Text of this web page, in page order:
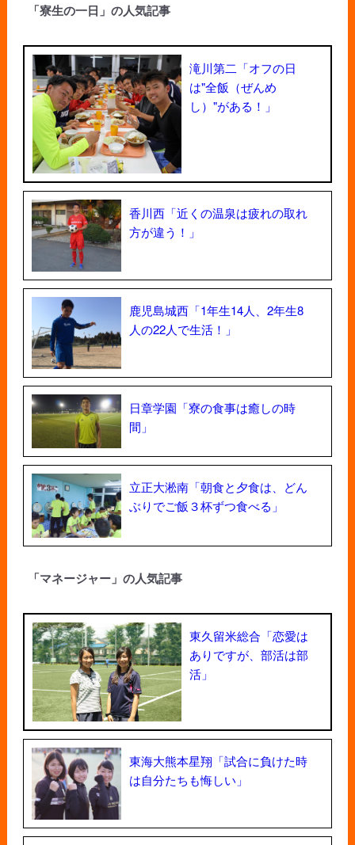
「寮生の一日」の人気記事
滝川第二「オフの日
は"全飯（ぜんめ
し）"がある！」
香川西「近くの温泉は疲れの取れ
方が違う！」
鹿児島城西「1年生14人、2年生8
人の22人で生活！」
日章学園「寮の食事は癒しの時
間」
立正大淞南「朝食と夕食は、どん
ぶりでご飯３杯ずつ食べる」
「マネージャー」の人気記事
東久留米総合「恋愛は
ありですが、部活は部
活」
東海大熊本星翔「試合に負けた時
は自分たちも悔しい」